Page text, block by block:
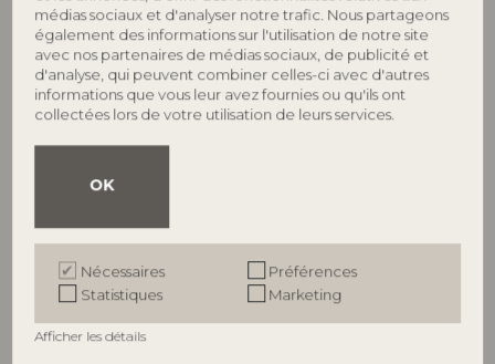
médias sociaux et d'analyser notre trafic. Nous partageons
également des informations sur l'utilisation de notre site
avec nos partenaires de médias sociaux, de publicité et
d'analyse, qui peuvent combiner celles-ci avec d'autres
informations que vous leur avez fournies ou qu'ils ont
collectées lors de votre utilisation de leurs services.
OK
Nécessaires
Préférences
Statistiques
Marketing
Afficher les détails
Prix de vente indicatif
34,90
Prix de vente indicatif
€ 64,90